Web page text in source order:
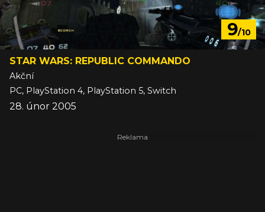
9/10
STAR WARS: REPUBLIC COMMANDO
Akční
PC, PlayStation 4, PlayStation 5, Switch
28. únor 2005